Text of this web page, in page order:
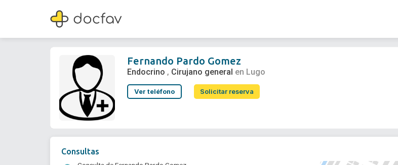
Fernando Pardo Gomez
Endocrino,Cirujano general
Fernando Pardo Gomez
Endocrino , Cirujano general en Lugo
Ver teléfono Solicitar reserva
Consultas